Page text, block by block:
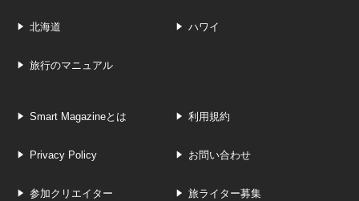
北海道 ハワイ
旅行のマニュアル
Smart Magazineとは 利用規約
Privacy Policy お問い合わせ
参加クリエイター 旅ライター募集